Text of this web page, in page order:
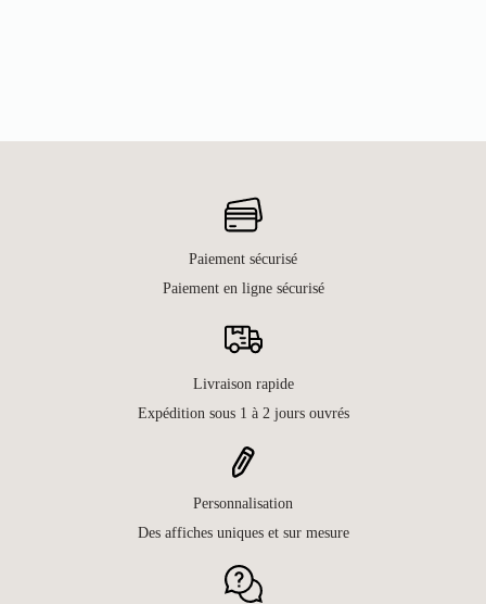
Paiement sécurisé
Paiement en ligne sécurisé
Livraison rapide
Expédition sous 1 à 2 jours ouvrés
Personnalisation
Des affiches uniques et sur mesure